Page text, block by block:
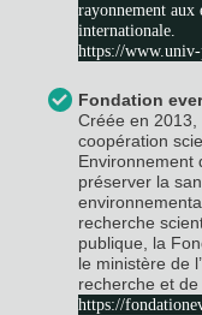
rayonnement aux
internationale.
https://
Fondation
Créée en
coopération
Environnement
préserver la
recherche
publique, la
le ministère de
recherche et
https://